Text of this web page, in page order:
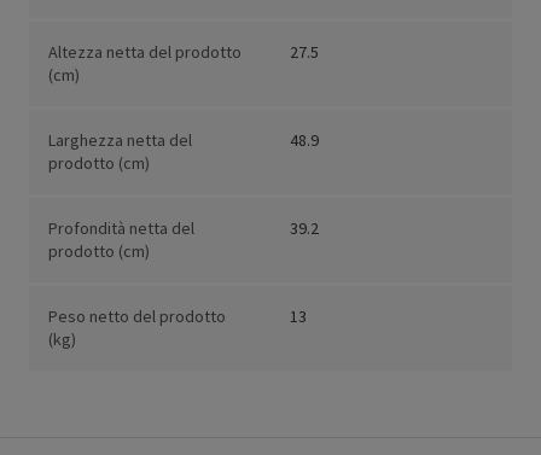
Altezza netta del prodotto
(cm)
27.5
Larghezza netta del
prodotto (cm)
48.9
Profondità netta del
prodotto (cm)
39.2
Peso netto del prodotto
(kg)
13